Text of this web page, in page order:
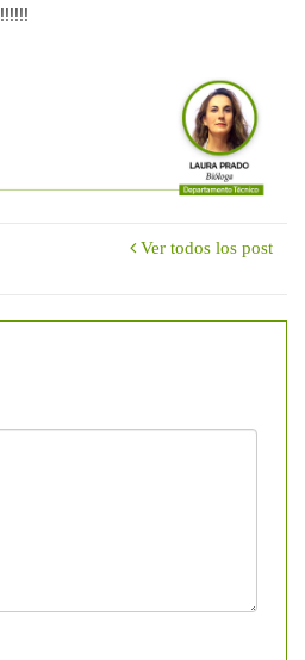
Ver todos los post